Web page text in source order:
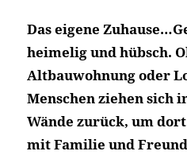
Das eigene
heimelig und hübsch.
Altbauwohnung oder
Menschen ziehen sich
Wände zurück, um
mit Familie und